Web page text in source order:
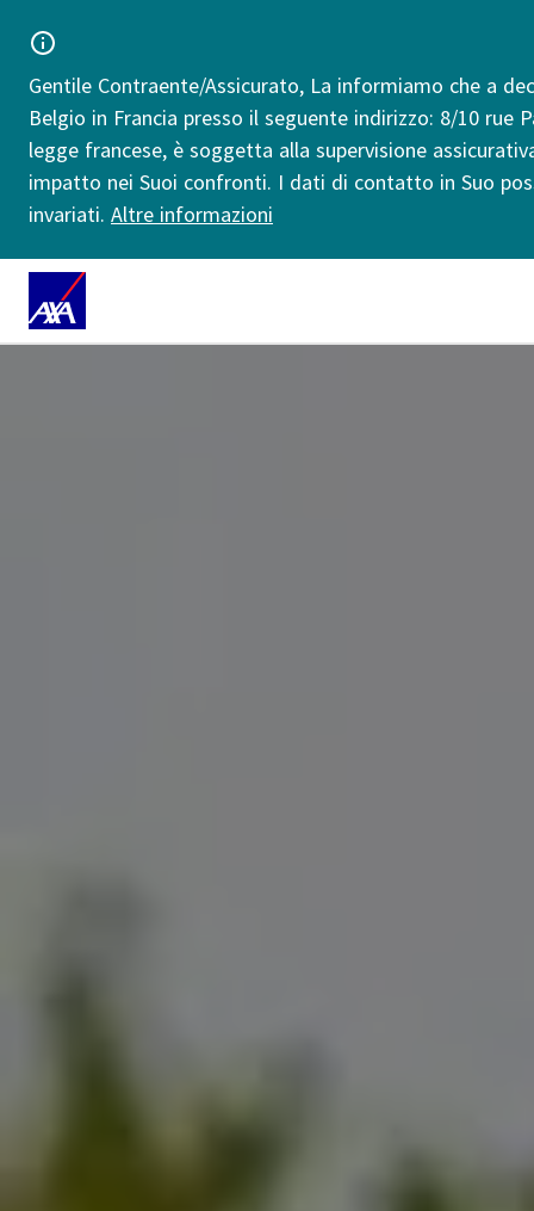
Gentile Contraente/Assicurato, La informiamo che a
Belgio in Francia presso il seguente indirizzo: 8/10 rue
legge francese, è soggetta alla supervisione
impatto nei Suoi confronti. I dati di contatto in Suo
invariati. Altre informazioni